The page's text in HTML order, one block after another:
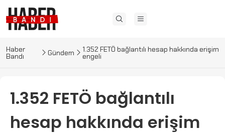
Haber
Bandı Gündem 1.352 FETÖ bağlantılı hesap hakkında erişim
engeli
1.352 FETÖ bağlantılı
hesap hakkında erişim